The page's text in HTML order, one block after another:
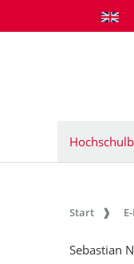
zum Inhalt springen
Start
Sebastian